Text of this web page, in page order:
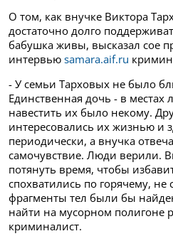
О том, как внучке Виктора
достаточно долго
бабушка живы, высказал сое
интервью samara.aif.ru
- У семьи Тарховых не было
Единственная дочь - в
навестить их было некому.
интересовались их жизнью и
периодически, а внучка
самочувствие. Люди верили.
потянуть время, чтобы
спохватились по горячему, не
фрагменты тел были бы
найти на мусорном полигоне
криминалист.